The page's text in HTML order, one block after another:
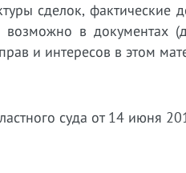
сделок, фактические
возможно в документах
и интересов в этом
суда от 14 июня